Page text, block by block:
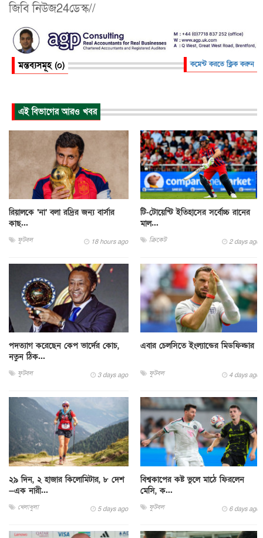
জিবি নিউজ24ডেস্ক//
মন্তব্যসমূহ (০) কমেন্ট করতে ক্লিক করুন
এই বিভাগের আরও খবর
রিয়ালকে ‘না’ বলা রদ্রির জন্য বার্সার
কাছ...
ফুটবল 18 hours ago
টি-টোয়েন্টি ইতিহাসের সর্বোচ্চ রানের
মাল...
ক্রিকেট 2 days ago
পদত্যাগ করেছেন কেপ ভার্দের কোচ,
নতুন ঠিক...
ফুটবল 3 days ago
এবার চেলসিতে ইংল্যান্ডের মিডফিল্ডার
ফুটবল 4 days ago
২৯ দিন, ২ হাজার কিলোমিটার, ৮ দেশ
—এক নারী...
খেলাধুলা 5 days ago
বিশ্বকাপের কষ্ট ভুলে মাঠে ফিরলেন
মেসি, ক...
ফুটবল 6 days ago